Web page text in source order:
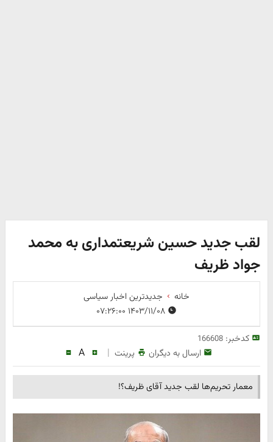
لقب جدید حسین شریعتمداری به محمد
جواد ظریف
خانه
جدیدترین اخبار سیاسی
کدخبر:166608
ارسال به دیگران پرینت |
A
معمار تحریم‌ها لقب جدید آقای ظریف؟!